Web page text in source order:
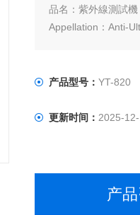
品名：紫外線測試機
Appellation：Anti-
产品型号： YT-820
更新时间： 2025-12-
产